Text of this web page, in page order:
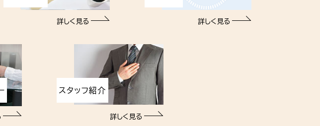
詳しく見る 詳しく見る
スタッフ紹介
詳しく見る